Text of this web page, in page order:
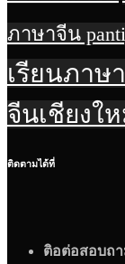
ภาษาจีน
เรียนภาษ
จีนเชียงใ
ติดตามได้ที่
ติอต่อสอบถา